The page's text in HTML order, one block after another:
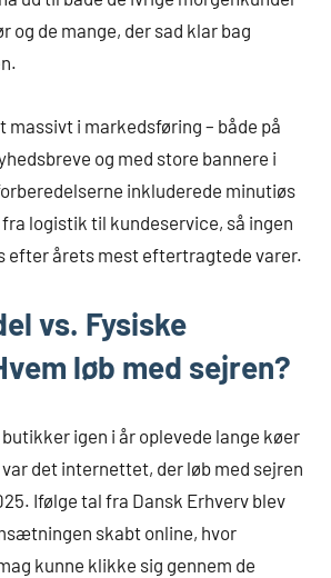
og de mange, der sad klar bag
massivt i markedsføring – både på
og med store bannere i
inkluderede minutiøs
logistik til kundeservice, så ingen
efter årets mest eftertragtede varer.
vs. Fysiske
løb med sejren?
igen i år oplevede lange køer
det internettet, der løb med sejren
Ifølge tal fra Dansk Erhverv blev
skabt online, hvor
kunne klikke sig gennem de